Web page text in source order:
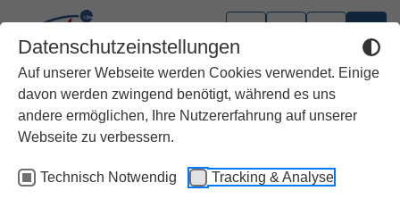
Datenschutzeinstellungen
Auf unserer Webseite werden Cookies verwendet. Einige
davon werden zwingend benötigt, während es uns
andere ermöglichen, Ihre Nutzererfahrung auf unserer
Webseite zu verbessern.
Technisch Notwendig Tracking & Analyse